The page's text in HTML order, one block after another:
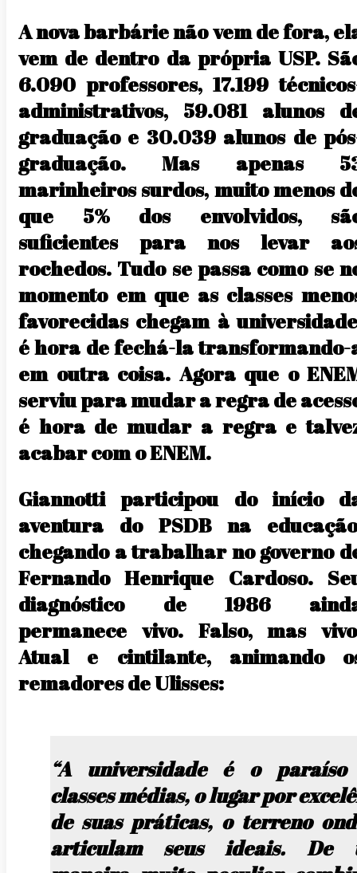
A nova barbárie não vem de fora,
vem de dentro da própria USP.
6.090 professores, 17.199
administrativos, 59.081 alunos
graduação e 30.039 alunos de
graduação. Mas apenas
marinheiros surdos, muito menos
que 5% dos envolvidos,
suficientes para nos levar
rochedos. Tudo se passa como se
momento em que as classes
favorecidas chegam à
é hora de fechá-la transformando-
em outra coisa. Agora que o
serviu para mudar a regra de
é hora de mudar a regra e
acabar com o ENEM.
Giannotti participou do início
aventura do PSDB na
chegando a trabalhar no governo
Fernando Henrique Cardoso.
diagnóstico de 1986
permanece vivo. Falso, mas
Atual e cintilante, animando
remadores de Ulisses:
“A universidade é o paraíso
classes médias, o lugar por
de suas práticas, o terreno
articulam seus ideais. De